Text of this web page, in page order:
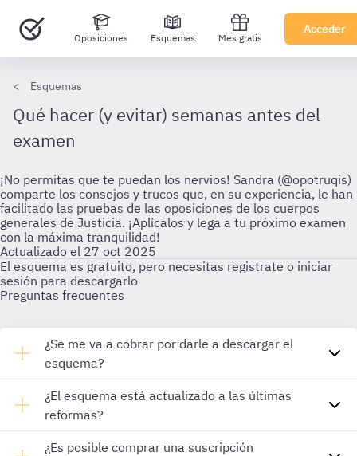
Oposiciones Esquemas Mes gratis
Acceder
Esquemas
Qué hacer (y evitar) semanas antes del
examen
¡No permitas que te puedan los nervios! Sandra (@opotruqis)
comparte los consejos y trucos que, en su experiencia, le han
facilitado las pruebas de las oposiciones de los cuerpos
generales de Justicia. ¡Aplícalos y lega a tu próximo examen
con la máxima tranquilidad!
Actualizado el 27 oct 2025
El esquema es gratuito, pero necesitas registrate o iniciar
sesión para descargarlo
Preguntas frecuentes
¿Se me va a cobrar por darle a descargar el
esquema?
¿El esquema está actualizado a las últimas
reformas?
¿Es posible comprar una suscripción